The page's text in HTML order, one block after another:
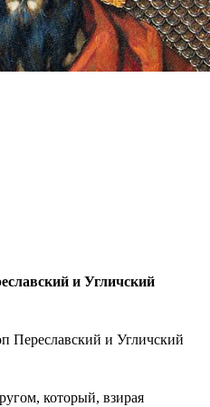
и Угличский
Переславский и Угличский
который, взирая